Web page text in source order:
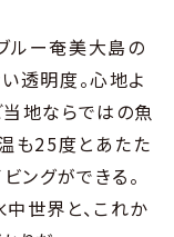
ルー奄美大島の
透明度。心地よ
地ならではの魚
も25度とあたた
ングができる。
世界と、これか